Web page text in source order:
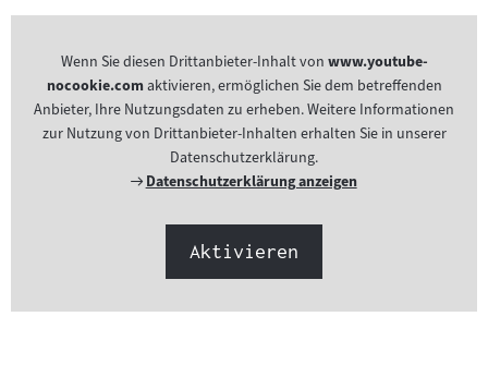
Wenn Sie diesen Drittanbieter-Inhalt von www.youtube-
nocookie.comaktivieren, ermöglichen Sie dem betreffenden
Anbieter, Ihre Nutzungsdaten zu erheben. Weitere Informationen
zur Nutzung von Drittanbieter-Inhalten erhalten Sie in unserer
Datenschutzerklärung.
Externer
Datenschutzerklärung anzeigen
Aktivieren